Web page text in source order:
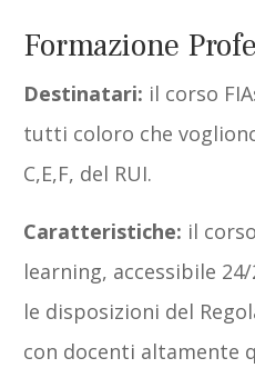
Formazione
Destinatari: il corso
tutti coloro che
C,E,F, del RUI.
Caratteristiche: il
learning, accessibile
le disposizioni del
con docenti altamente